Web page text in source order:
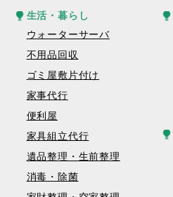
生活・暮らし
ウォーターサーバ
不用品回収
ゴミ屋敷片付け
家事代行
便利屋
家具組立代行
遺品整理・生前整理
消毒・除菌